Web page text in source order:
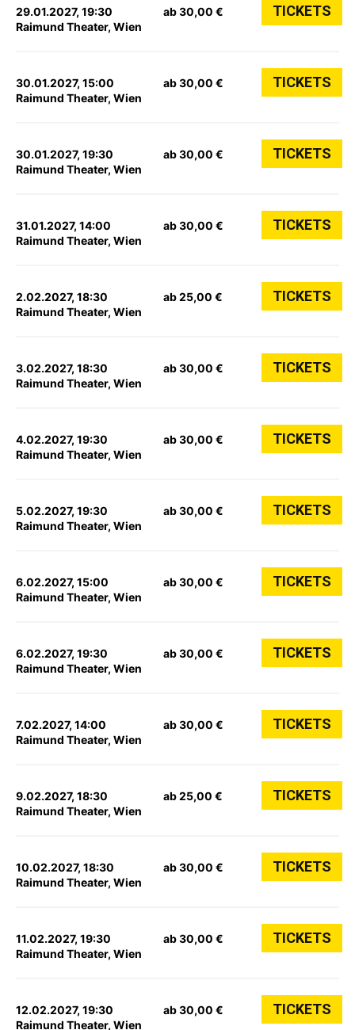
29.01.2027, 19:30
Raimund Theater, Wien
ab 30,00 € TICKETS
30.01.2027, 15:00
Raimund Theater, Wien
ab 30,00 € TICKETS
30.01.2027, 19:30
Raimund Theater, Wien
ab 30,00 € TICKETS
31.01.2027, 14:00
Raimund Theater, Wien
ab 30,00 € TICKETS
2.02.2027, 18:30
Raimund Theater, Wien
ab 25,00 € TICKETS
3.02.2027, 18:30
Raimund Theater, Wien
ab 30,00 € TICKETS
4.02.2027, 19:30
Raimund Theater, Wien
ab 30,00 € TICKETS
5.02.2027, 19:30
Raimund Theater, Wien
ab 30,00 € TICKETS
6.02.2027, 15:00
Raimund Theater, Wien
ab 30,00 € TICKETS
6.02.2027, 19:30
Raimund Theater, Wien
ab 30,00 € TICKETS
7.02.2027, 14:00
Raimund Theater, Wien
ab 30,00 € TICKETS
9.02.2027, 18:30
Raimund Theater, Wien
ab 25,00 € TICKETS
10.02.2027, 18:30
Raimund Theater, Wien
ab 30,00 € TICKETS
11.02.2027, 19:30
Raimund Theater, Wien
ab 30,00 € TICKETS
12.02.2027, 19:30
Raimund Theater, Wien
ab 30,00 € TICKETS